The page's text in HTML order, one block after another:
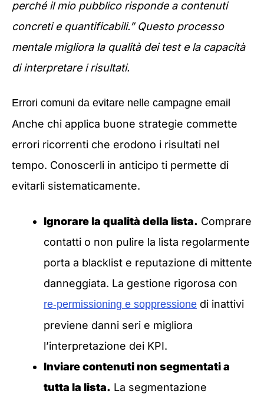
perché il mio pubblico risponde a contenuti
concreti e quantificabili.” Questo processo
mentale migliora la qualità dei test e la capacità
di interpretare i risultati.
Errori comuni da evitare nelle campagne email
Anche chi applica buone strategie commette
errori ricorrenti che erodono i risultati nel
tempo. Conoscerli in anticipo ti permette di
evitarli sistematicamente.
Ignorare la qualità della lista. Comprare
contatti o non pulire la lista regolarmente
porta a blacklist e reputazione di mittente
danneggiata. La gestione rigorosa con
re-permissioning e soppressione di inattivi
previene danni seri e migliora
l’interpretazione dei KPI.
Inviare contenuti non segmentati a
tutta la lista. La segmentazione